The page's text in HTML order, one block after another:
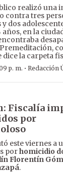
realizó una
contra tres
y dos
años, en la
dice la carpeta
p. m. · Redacción
Fiscalía
por
este viernes a
porhomicidio
Florentín
.